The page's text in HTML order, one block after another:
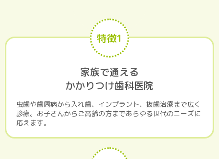
特徴1
家族で通える
かかりつけ歯科医院
虫歯や歯周病から入れ歯、インプラント、抜歯治療まで広く
診療。お子さんからご高齢の方まであらゆる世代のニーズに
応えます。